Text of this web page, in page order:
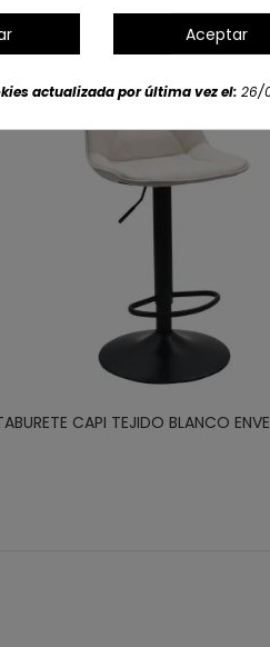
CAPI TEJIDO BLANCO
Aceptar
actualizada por última vez el:26/